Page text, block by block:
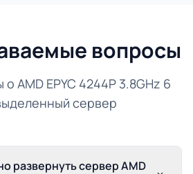
вопросы
AMD EPYC 4244P 3.8GHz 6
сервер
развернуть сервер AMD